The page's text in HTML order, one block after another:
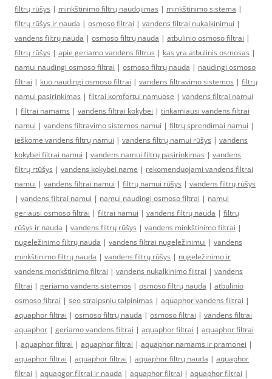
filtrų rūšys | minkštinimo filtrų naudojimas | minkštinimo sistema |
filtrų rūšys ir nauda | osmoso filtrai | vandens filtrai nukalkinimui |
vandens filtrų nauda | osmoso filtrų nauda | atbulinio osmoso filtrai |
filtrų rūšys | apie geriamo vandens filtrus | kas yra atbulinis osmosas |
namui naudingi osmoso filtrai | osmoso filtrų nauda | naudingi osmoso
filtrai | kuo naudingi osmoso filtrai | vandens filtravimo sistemos | filtrų
namui pasirinkimas | filtrai komfortui namuose | vandens filtrai namui
| filtrai namams | vandens filtrai kokybei | tinkamiausi vandens filtrai
namui | vandens filtravimo sistemos namui | filtrų sprendimai namui |
ieškome vandens filtrų namui | vandens filtrų namui rūšys | vandens
kokybei filtrai namui | vandens namui filtrų pasirinkimas | vandens
filtrų rtūšys | vandens kokybei name | rekomenduojami vandens filtrai
namui | vandens filtrai namui | filtrų namui rūšys | vandens filtrų rūšys
| vandens filtrai namui | namui naudingi osmoso filtrai | namui
geriausi osmoso filtrai | filtrai namui | vandens filtrų nauda | filtrų
rūšys ir nauda | vandens filtrų rūšys | vandens minkštinimo filtrai |
nugeležinimo filtrų nauda | vandens filtrai nugeležinimui | vandens
minkštinimo filtrų nauda | vandens filtrų rūšys | nugeležinimo ir
vandens monkštinimo filtrai | vandens nukalkinimo filtrai | vandens
filtrai | geriamo vandens sistemos | osmoso filtrų nauda | atbulinio
osmoso filtrai | seo straipsniu talpinimas | aquaphor vandens filtrai |
aquaphor filtrai | osmoso filtrų nauda | osmoso filtrai | vandens filtrai
aquaphor | geriamo vandens filtrai | aquaphor filtrai | aquaphor filtrai
| aquaphor filtrai | aquaphor filtrai | aquaphor namams ir pramonei |
aquaphor filtrai | aquaphor filtrai | aquaphor filtrų nauda | aquaphor
filtrai | aquapgor filtrai ir nauda | aquaphor filtrai | aquaphor filtrai |